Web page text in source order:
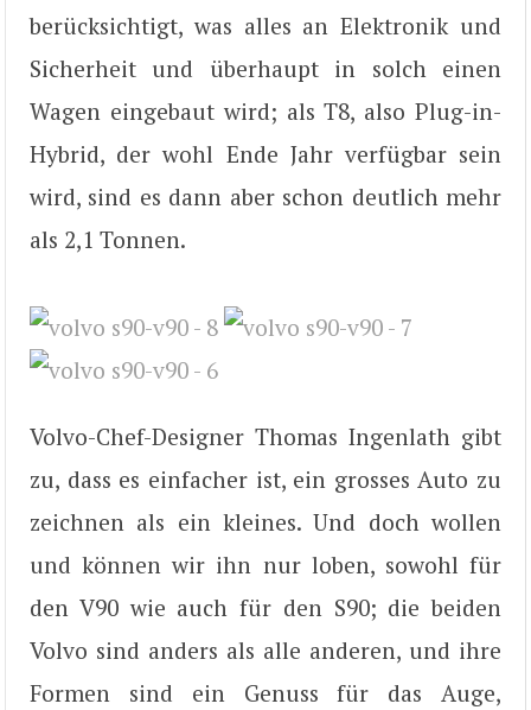
berücksichtigt, was alles an Elektronik und
Sicherheit und überhaupt in solch einen
Wagen eingebaut wird; als T8, also Plug-in-
Hybrid, der wohl Ende Jahr verfügbar sein
wird, sind es dann aber schon deutlich mehr
als 2,1 Tonnen.
Volvo-Chef-Designer Thomas Ingenlath gibt
zu, dass es einfacher ist, ein grosses Auto zu
zeichnen als ein kleines. Und doch wollen
und können wir ihn nur loben, sowohl für
den V90 wie auch für den S90; die beiden
Volvo sind anders als alle anderen, und ihre
Formen sind ein Genuss für das Auge,